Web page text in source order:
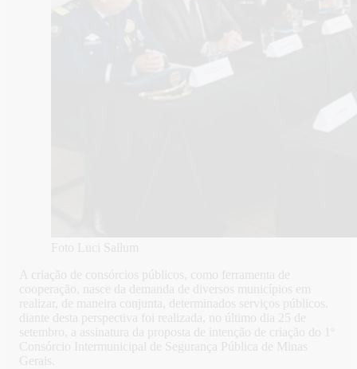
Foto Luci Sallum
A criação de consórcios públicos, como ferramenta de
cooperação, nasce da demanda de diversos municípios em
realizar, de maneira conjunta, determinados serviços públicos.
diante desta perspectiva foi realizada, no último dia 25 de
setembro, a assinatura da proposta de intenção de criação do 1º
Consórcio Intermunicipal de Segurança Pública de Minas
Gerais.